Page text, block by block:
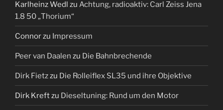
Karlheinz Wedl zu Achtung, radioaktiv: Carl Zeiss Jena
1.8 50 „Thorium“
Connorzu Impressum
Peer van Daalen zu Die Bahnbrechende
Dirk Fietzzu Die Rolleiflex SL35 und ihre Objektive
Dirk Kreftzu Dieseltuning: Rund um den Motor